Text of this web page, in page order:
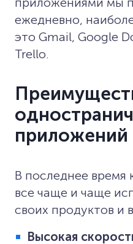
ежедневно,
это Gmail, Google
Trello.
приложений
В последнее время
все чаще и чаще
своих продуктов и
Высокая